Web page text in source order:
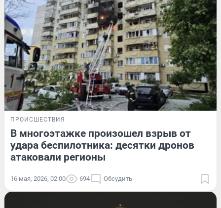
ПРОИСШЕСТВИЯ
В многоэтажке произошел взрыв от
удара беспилотника: десятки дронов
атаковали регионы
16 мая, 2026, 02:00 694 Обсудить